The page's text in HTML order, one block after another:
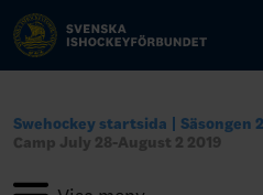
Swehockey startsida
Säsongen
Camp July 28-August 2 2019